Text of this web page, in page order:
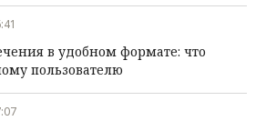
в удобном формате: что
пользователю